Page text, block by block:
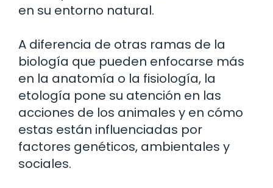
en su entorno natural.
A diferencia de otras ramas de la
biología que pueden enfocarse más
en la anatomía o la fisiología, la
etología pone su atención en las
acciones de los animales y en cómo
estas están influenciadas por
factores genéticos, ambientales y
sociales.